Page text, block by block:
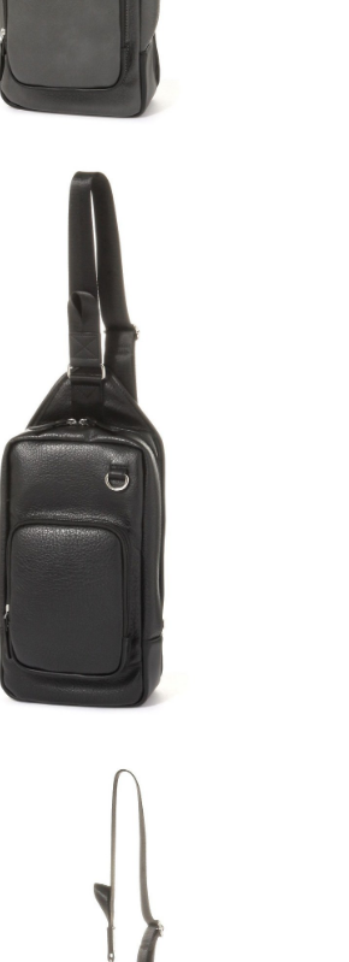
址）提供予台灣大哥大進項蒐集、處理及利用，
帳單所需資料之確認、核對及更正。
閱以下連結：
https://oppay.tw/userRule
消欲退款等相關疑問，請聯繫「AFTEE先享後付
support/home
限公司提供之「AFTEE先享後付」服務完成之交
，請瀏覽以下網址：
徵得法定代理人或監護人之同意方可使用
經同意申辦者引起之損失，本公司不負相關責
」時，將依據個別帳號之用戶狀況，依本公司即
；若仍有額度不足之情形，本公司將視審查結果
或使用他人資訊註冊。若發現惡意使用之情形，
權停止該用戶之使用額度並採取法律行動。
含以上)免運費